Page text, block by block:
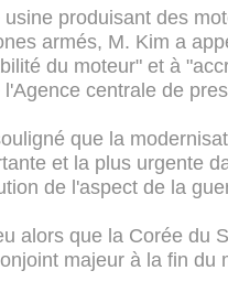
produisant des
armés, M. Kim a
du moteur" et à
centrale de
que la
et la plus urgente
de l'aspect de la
alors que la Corée du
majeur à la fin du